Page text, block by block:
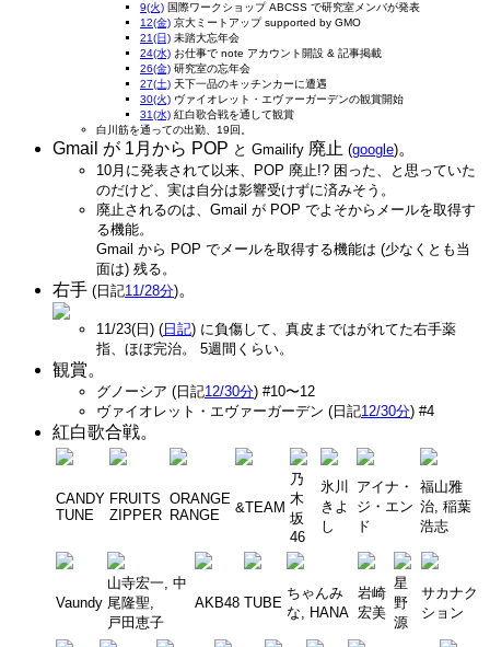
9(火) 国際ワークショップ ABCSS で研究室メンバが発表
12(金) 京大ミートアップ supported by GMO
21(日) 未踏大忘年会
24(水) お仕事で note アカウント開設 & 記事掲載
26(金) 研究室の忘年会
27(土) 天下一品のキッチンカーに遭遇
30(火) ヴァイオレット・エヴァーガーデンの観賞開始
31(水) 紅白歌合戦を通して観賞
白川筋を通っての出勤、19回。
Gmail が 1月から POP と Gmailify 廃止 (google)。
10月に発表されて以来、POP 廃止!? 困った、と思っていた
のだけど、実は自分は影響受けずに済みそう。
廃止されるのは、Gmail が POP でよそからメールを取得す
る機能。
Gmail から POP でメールを取得する機能は (少なくとも当
面は) 残る。
右手 (日記11/28分)。
11/23(日) ( 日記) に負傷して、真皮まではがれてた右手薬
指、ほぼ完治。 5週間くらい。
観賞。
グノーシア (日記12/30分) #10〜12
ヴァイオレット・エヴァーガーデン (日記12/30分) #4
紅白歌合戦。
CANDY
TUNE
FRUITS
ZIPPER
ORANGE
RANGE
&TEAM
乃
木
坂
46
氷川
きよ
し
アイナ・
ジ・エン
ド
福山雅
治, 稲葉
浩志
Vaundy
山寺宏一, 中
尾隆聖,
戸田恵子
AKB48 TUBE
ちゃんみ
な, HANA
岩崎
宏美
星
野
源
サカナク
ション